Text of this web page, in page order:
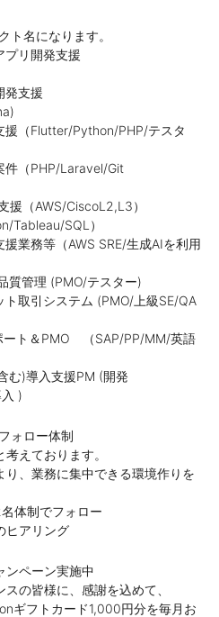
名になります。
プリ開発支援
発支援
（Flutter/Python/PHP/テスタ
件（PHP/Laravel/Git
援（AWS/CiscoL2,L3）
Tableau/SQL）
業務等（AWS SRE/生成AIを利用
質管理 (PMO/テスター)
取引システム (PMO/上級SE/QA
ト＆PMO （SAP/PP/MM/英語
む)導入支援PM (開発
)
ォロー体制
えております。
、業務に集中できる環境作りを
体制でフォロー
ヒアリング
ペーン実施中
の皆様に、感謝を込めて、
ギフトカード1,000円分を毎月お